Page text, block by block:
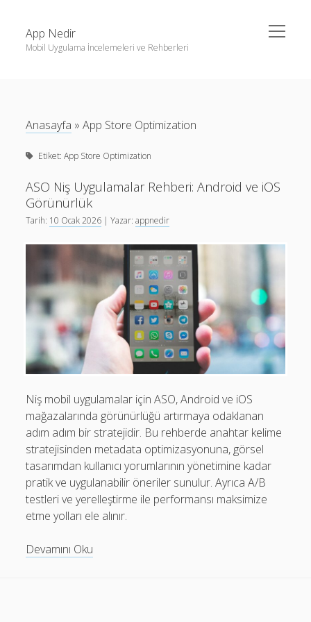
App Nedir
Mobil Uygulama İncelemeleri ve Rehberleri
menüyü
aç
Finans
Fotoğraf & Video
iOS
Nasıl Yapılır
Oyunlar
Verimlilik
Son Yazılar
Adım Rehber
Karanlık Mod Tasarım: Android ve iOS İçin Rehber
Mobil Uygulamalarda Yapay Zeka ile İçerik Özelleştirme:
Etik
Mobil Uygulamalar Batarya Tasarrufu: Adım Adım Tasarım
Rehberi
Android
Eğitim
Finans
Fotoğraf & Video
Genel
iOS
Nasıl Yapılır
Anasayfa »App Store Optimization
Etiket:App Store Optimization
ASO Niş Uygulamalar Rehberi: Android ve iOS
Görünürlük
Tarih: 10 Ocak 2026 | Yazar:appnedir
Niş mobil uygulamalar için ASO, Android ve iOS
mağazalarında görünürlüğü artırmaya odaklanan
adım adım bir stratejidir. Bu rehberde anahtar kelime
stratejisinden metadata optimizasyonuna, görsel
tasarımdan kullanıcı yorumlarının yönetimine kadar
pratik ve uygulanabilir öneriler sunulur. Ayrıca A/B
testleri ve yerelleştirme ile performansı maksimize
etme yolları ele alınır.
Devamını Oku